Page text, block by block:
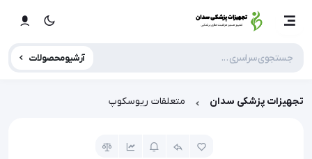
آرشیو محصولات
تجهیزات پزشکی سدان متعلقات ریوسکوپ